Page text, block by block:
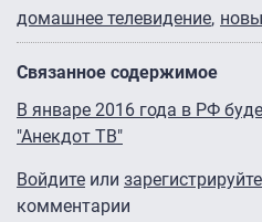
домашнее телевидение
Связанное содержимое
В январе 2016 года в РФ
"Анекдот ТВ"
Войдите или
комментарии